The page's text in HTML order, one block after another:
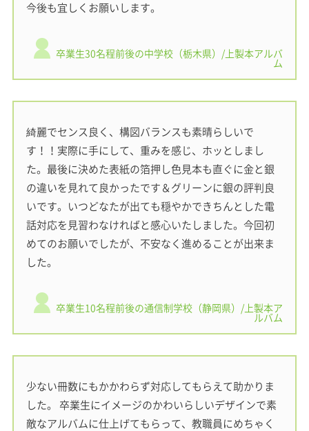
今後も宜しくお願いします。
卒業生30名程前後の中学校（栃木県）/上製本アルバ
ム
綺麗でセンス良く、構図バランスも素晴らしいで
す！！実際に手にして、重みを感じ、ホッとしまし
た。最後に決めた表紙の箔押し色見本も直ぐに金と銀
の違いを見れて良かったです＆グリーンに銀の評判良
いです。いつどなたが出ても穏やかできちんとした電
話対応を見習わなければと感心いたしました。今回初
めてのお願いでしたが、不安なく進めることが出来ま
した。
卒業生10名程前後の通信制学校（静岡県）/上製本ア
ルバム
少ない冊数にもかかわらず対応してもらえて助かりま
した。 卒業生にイメージのかわいらしいデザインで素
敵なアルバムに仕上げてもらって、教職員にめちゃく